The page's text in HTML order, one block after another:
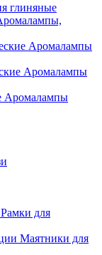
глиняные
Аромалампы
Аромалампы
Аромалампы
Рамки для
Маятники для